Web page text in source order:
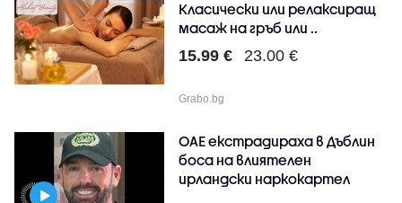
Класически или релаксиращ
масаж на гръб или ..
15.99 € 23.00 €
Grabo.bg
ОАЕ екстрадираха в Дъблин
боса на влиятелен
ирландски наркокартел